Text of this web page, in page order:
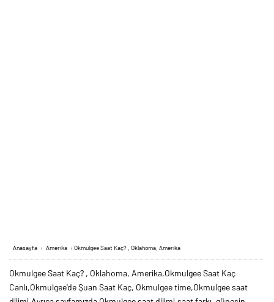
Anasayfa › Amerika › Okmulgee Saat Kaç? , Oklahoma, Amerika
Okmulgee Saat Kaç? , Oklahoma, Amerika,Okmulgee Saat Kaç
Canlı,Okmulgee'de Şuan Saat Kaç, Okmulgee time,Okmulgee saat